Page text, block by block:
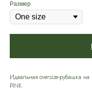
Размер
Идеальная oversize-рубашка
PINK